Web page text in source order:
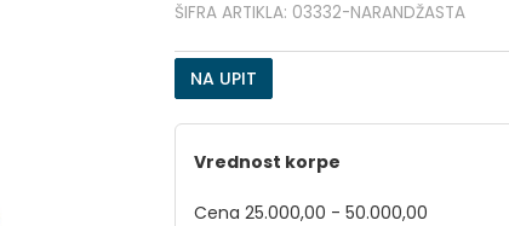
ŠIFRA ARTIKLA: 03332-NARANDŽASTA
NA UPIT
Vrednost korpe
Cena 25.000,00 - 50.000,00